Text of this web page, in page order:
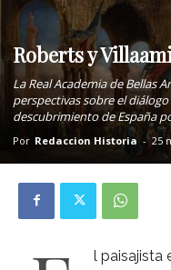
Roberts y
La Real Academia de Bellas
perspectivas sobre el
descubrimiento de España
Por Redaccion Historia - 25
l paisajista